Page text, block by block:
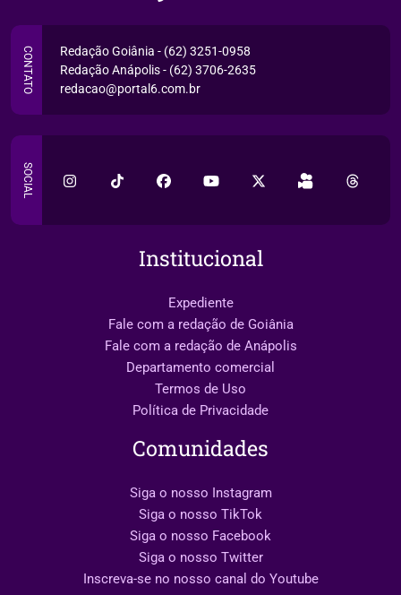
CONTATO
Redação Goiânia - (62) 3251-0958
Redação Anápolis - (62) 3706-2635
redacao@portal6.com.br
SOCIAL
Institucional
Expediente
Fale com a redação de Goiânia
Fale com a redação de Anápolis
Departamento comercial
Termos de Uso
Política de Privacidade
Comunidades
Siga o nosso Instagram
Siga o nosso TikTok
Siga o nosso Facebook
Siga o nosso Twitter
Inscreva-se no nosso canal do Youtube